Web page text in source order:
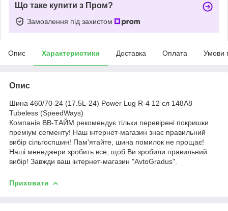
Що таке купити з Пром?
Замовлення під захистом
Опис Характеристики Доставка Оплата Умови
Опис
Шина 460/70-24 (17.5L-24) Power Lug R-4 12 сл 148A8
Tubeless (SpeedWays)
Компанія ВВ-ТАЙМ рекомендує тільки перевірені покришки
преміум сегменту! Наш інтернет-магазин знає правильний
вибір сільгоспшин! Пам'ятайте, шина помилок не прощає!
Наші менеджери зробить все, щоб Ви зробили правильний
вибір! Завжди ваш інтернет-магазин "AvtoGradus".
Приховати